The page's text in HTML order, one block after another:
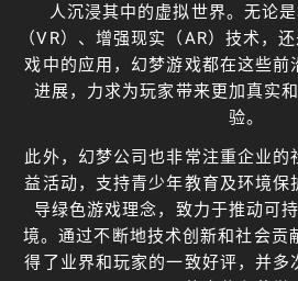
人沉浸其中的虚拟世界。无论
（VR）、增强现实（AR）技术，
戏中的应用，幻梦游戏都在这些前
进展，力求为玩家带来更加真实
验。
此外，幻梦公司也非常注重企业的
益活动，支持青少年教育及环境保
导绿色游戏理念，致力于推动可
境。通过不断地技术创新和社会贡
得了业界和玩家的一致好评，并多